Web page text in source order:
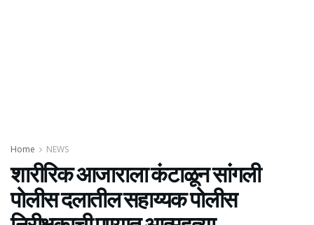
Home NEWS
शारीरिक आजाराला कंटाळून सांगली
पोलीस दलातील सहाय्यक पोलीस